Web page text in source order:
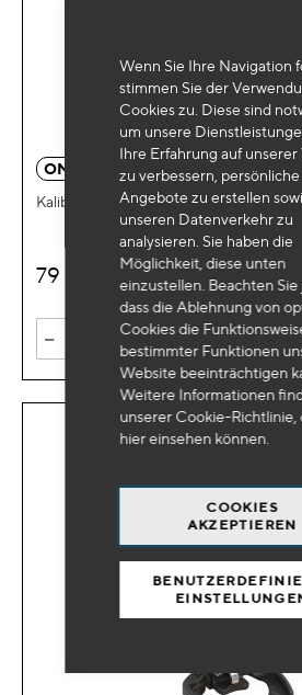
Wenn Sie Ihre Navigation
stimmen Sie der
Cookies zu. Diese sind
um unsere
Ihre Erfahrung auf
zu verbessern, persönliche
Angebote zu erstellen
unseren Datenverkehr zu
analysieren. Sie haben die
Möglichkeit, diese unten
einzustellen. Beachten Sie
dass die Ablehnung von
Cookies die
bestimmter Funktionen
Website beeinträchtigen
Weitere Informationen
unserer Cookie-Richtlinie,
hiereinsehen können.
COOKIES
AKZEPTIEREN
OM 4041
Kalibrierung PSA 1.0 - 1.2 VVT 3
79
- IN DEN